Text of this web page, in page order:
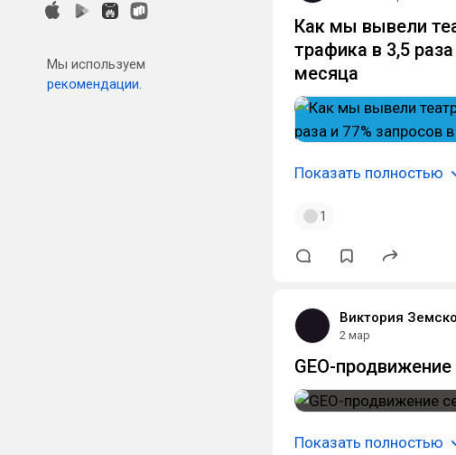
Мы используем
рекомендации.
Как мы вывели
трафика в 3,5
месяца
Показать полностью
1
Виктория
2 мар
GEO-
Показать полностью